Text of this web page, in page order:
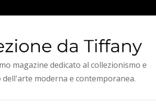
magazine dedicato al collezionismo e
dell'arte moderna e contemporanea.